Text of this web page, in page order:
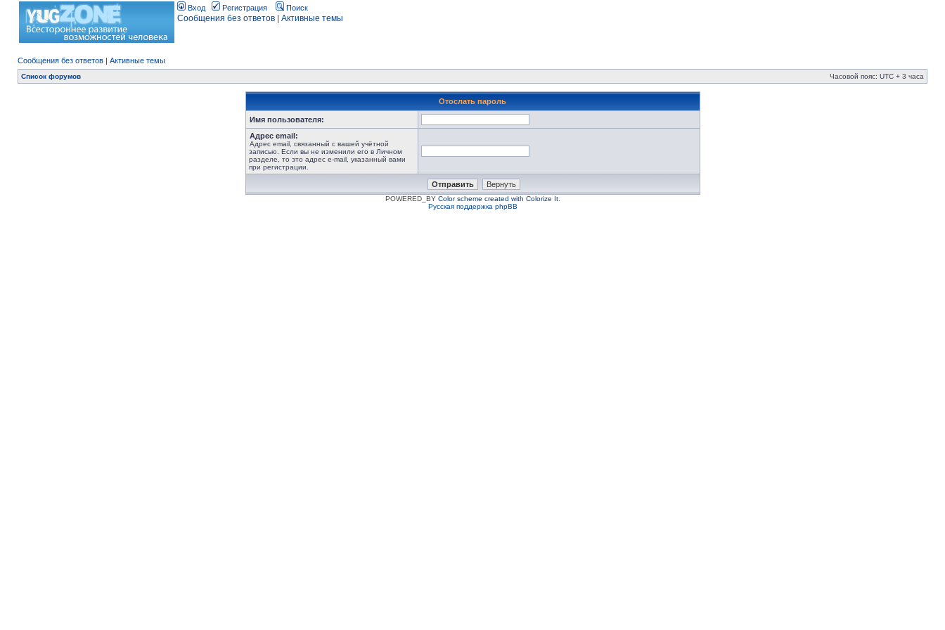
Вход Регистрация Поиск
Сообщения без ответов Активные темы
Сообщения без ответов | Активные темы
Список форумов Часовой пояс: UTC + 3 часа
Отослать пароль
Имя пользователя:
Адрес email:
Адрес email, связанный с вашей учётной
записью. Если вы не изменили его в Личном
разделе, то это адрес e-mail, указанный вами
при регистрации.
POWERED_BY Color scheme created with Colorize It.
Русская поддержка phpBB